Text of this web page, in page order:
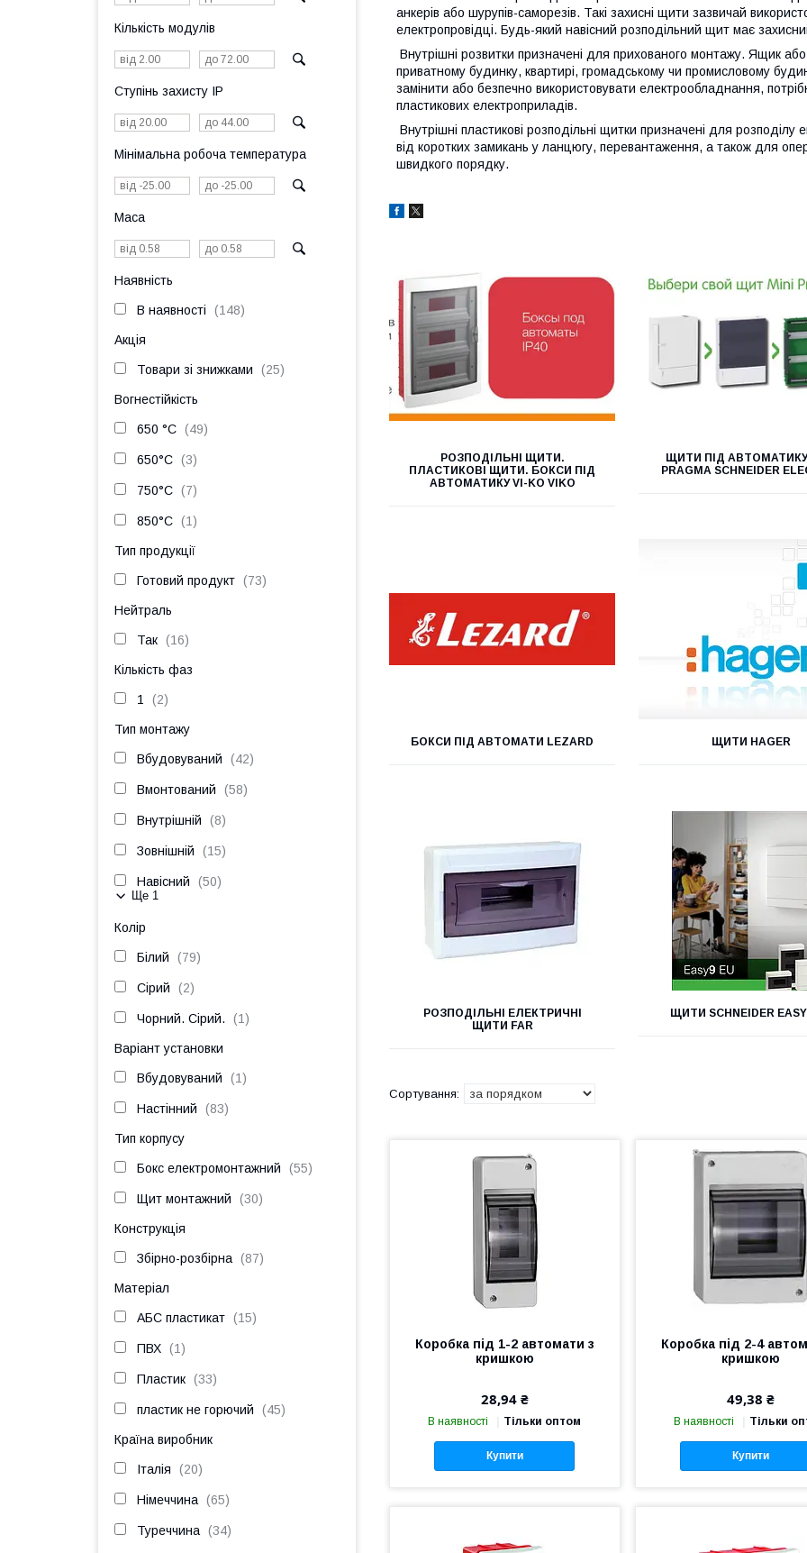
анкерів або шурупів-саморезів. Такі захисні щити зазвичай
електропровідці. Будь-який навісний розподільний щит має
Внутрішні розвитки призначені для прихованого монтажу. Ящик
приватному будинку, квартирі, громадському чи промисловому
замінити або безпечно використовувати електрообладнання,
пластикових електроприладів.
Внутрішні пластикові розподільні щитки призначені для розподілу
від коротких замикань у ланцюгу, перевантаження, а також для
швидкого порядку.
РОЗПОДІЛЬНІ ЩИТИ.
ПЛАСТИКОВІ ЩИТИ. БОКСИ ПІД
АВТОМАТИКУ VI-KO VIKO
ЩИТИ ПІД АВТОМАТИКУ
PRAGMA SCHNEIDER
БОКСИ ПІД АВТОМАТИ LEZARD ЩИТИ HAGER
РОЗПОДІЛЬНІ ЕЛЕКТРИЧНІ
ЩИТИ FAR
ЩИТИ SCHNEIDER
Коробка під 1-2 автомати з
кришкою
28,94 ₴
В наявності Тільки оптом
Купити
Коробка під 2-4
кришкою
49,38 ₴
В наявності Тільки
Купити
Кількість модулів
Ступінь захисту IP
Мінімальна робоча температура
Маса
Наявність
В наявності 148
Акція
Товари зі знижками 25
Вогнестійкість
650 °C 49
650°C 3
750°C 7
850°C 1
Тип продукції
Готовий продукт 73
Нейтраль
Так 16
Кількість фаз
1 2
Тип монтажу
Вбудовуваний 42
Вмонтований 58
Внутрішній 8
Зовнішній 15
Навісний 50
Ще 1
Колір
Білий 79
Сірий 2
Чорний. Сірий. 1
Варіант установки
Вбудовуваний 1
Настінний 83
Тип корпусу
Бокс електромонтажний 55
Щит монтажний 30
Конструкція
Збірно-розбірна 87
Матеріал
АБС пластикат 15
ПВХ 1
Пластик 33
пластик не горючий 45
Країна виробник
Італія 20
Німеччина 65
Туреччина 34